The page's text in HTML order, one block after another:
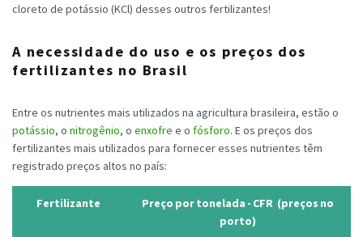
cloreto de potássio (KCl) desses outros fertilizantes!
A necessidade do uso e os preços dos
fertilizantes no Brasil
Entre os nutrientes mais utilizados na agricultura brasileira, estão o
potássio, o nitrogênio, o enxofre e o fósforo. E os preços dos
fertilizantes mais utilizados para fornecer esses nutrientes têm
registrado preços altos no país:
Fertilizante
Preço por tonelada - CFR (preços no
porto)